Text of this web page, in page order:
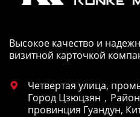
Высокое качество и
визитной карточкой

Четвертая улица,
Город Цзюцзян，
провинция Гуандун,